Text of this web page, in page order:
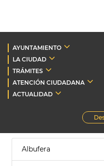
AYUNTAMIENTO
LA CIUDAD
TRÁMITES
ATENCIÓN CIUDADANA
ACTUALIDAD
Albufera